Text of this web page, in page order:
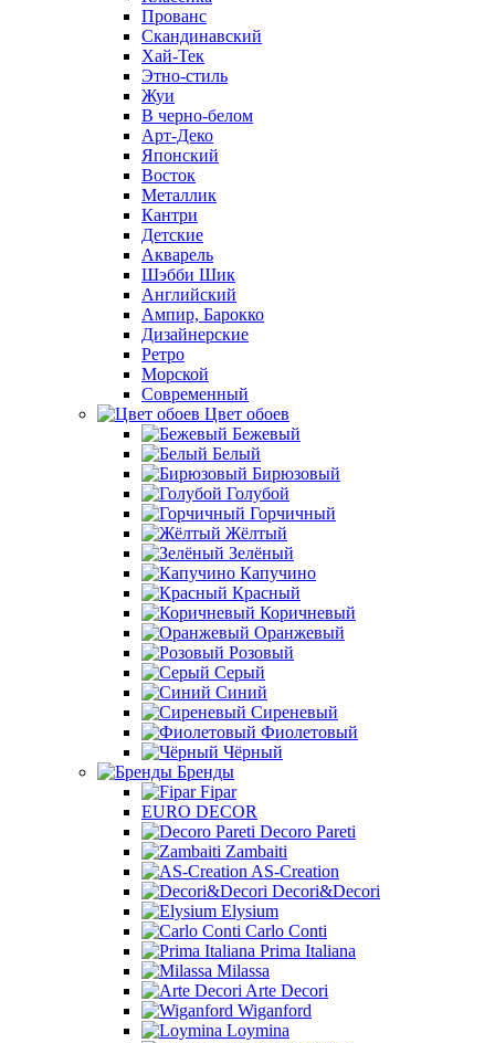
Прованс
Скандинавский
Хай-Тек
Этно-стиль
Жуи
В черно-белом
Арт-Деко
Японский
Восток
Металлик
Кантри
Детские
Акварель
Шэбби Шик
Английский
Ампир, Барокко
Дизайнерские
Ретро
Морской
Современный
Цвет обоев
Бежевый
Белый
Бирюзовый
Голубой
Горчичный
Жёлтый
Зелёный
Капучино
Красный
Коричневый
Оранжевый
Розовый
Серый
Синий
Сиреневый
Фиолетовый
Чёрный
Бренды
Fipar
EURO DECOR
Decoro Pareti
Zambaiti
AS-Creation
Decori&Decori
Elysium
Carlo Conti
Prima Italiana
Milassa
Arte Decori
Wiganford
Loymina